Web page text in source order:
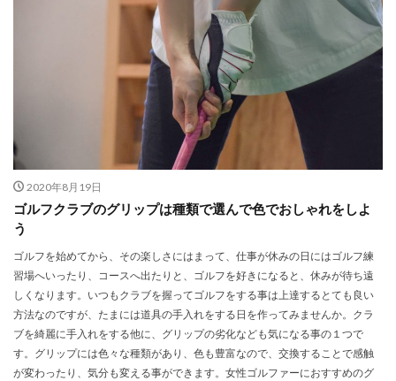
2020年8月19日
ゴルフクラブのグリップは種類で選んで色でおしゃれをしよ
う
ゴルフを始めてから、その楽しさにはまって、仕事が休みの日にはゴルフ練
習場へいったり、コースへ出たりと、ゴルフを好きになると、休みが待ち遠
しくなります。いつもクラブを握ってゴルフをする事は上達するとても良い
方法なのですが、たまには道具の手入れをする日を作ってみませんか。クラ
ブを綺麗に手入れをする他に、グリップの劣化なども気になる事の１つで
す。グリップには色々な種類があり、色も豊富なので、交換することで感触
が変わったり、気分も変える事ができます。女性ゴルファーにおすすめのグ